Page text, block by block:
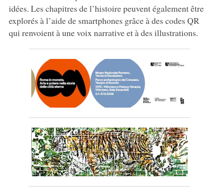
idées. Les chapitres de l’histoire peuvent également être
explorés à l’aide de smartphones grâce à des codes QR
qui renvoient à une voix narrative et à des illustrations.